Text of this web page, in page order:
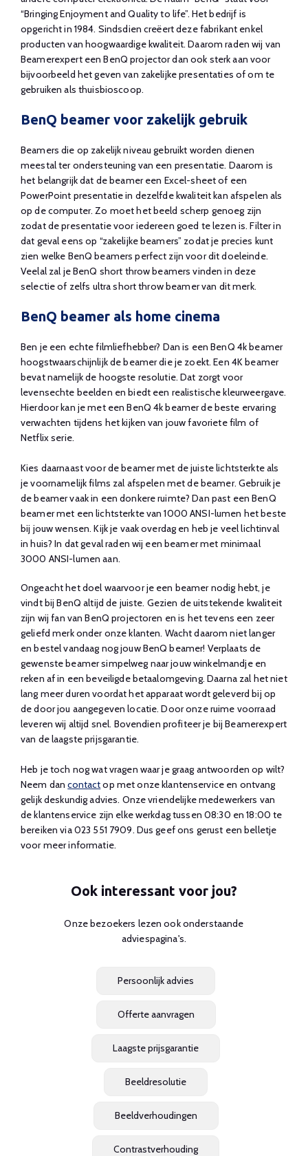
“Bringing Enjoyment and Quality to life”. Het bedrijf is
opgericht in 1984. Sindsdien creëert deze fabrikant enkel
producten van hoogwaardige kwaliteit. Daarom raden wij van
Beamerexpert een BenQ projector dan ook sterk aan voor
bijvoorbeeld het geven van zakelijke presentaties of om te
gebruiken als thuisbioscoop.
BenQ beamer voor zakelijk gebruik
Beamers die op zakelijk niveau gebruikt worden dienen
meestal ter ondersteuning van een presentatie. Daarom is
het belangrijk dat de beamer een Excel-sheet of een
PowerPoint presentatie in dezelfde kwaliteit kan afspelen als
op de computer. Zo moet het beeld scherp genoeg zijn
zodat de presentatie voor iedereen goed te lezen is. Filter in
dat geval eens op “zakelijke beamers” zodat je precies kunt
zien welke BenQ beamers perfect zijn voor dit doeleinde.
Veelal zal je BenQ short throw beamers vinden in deze
selectie of zelfs ultra short throw beamer van dit merk.
BenQ beamer als home cinema
Ben je een echte filmliefhebber? Dan is een BenQ 4k beamer
hoogstwaarschijnlijk de beamer die je zoekt. Een 4K beamer
bevat namelijk de hoogste resolutie. Dat zorgt voor
levensechte beelden en biedt een realistische kleurweergave.
Hierdoor kan je met een BenQ 4k beamer de beste ervaring
verwachten tijdens het kijken van jouw favoriete film of
Netflix serie.
Kies daarnaast voor de beamer met de juiste lichtsterkte als
je voornamelijk films zal afspelen met de beamer. Gebruik je
de beamer vaak in een donkere ruimte? Dan past een BenQ
beamer met een lichtsterkte van 1000 ANSI-lumen het beste
bij jouw wensen. Kijk je vaak overdag en heb je veel lichtinval
in huis? In dat geval raden wij een beamer met minimaal
3000 ANSI-lumen aan.
Ongeacht het doel waarvoor je een beamer nodig hebt, je
vindt bij BenQ altijd de juiste. Gezien de uitstekende kwaliteit
zijn wij fan van BenQ projectoren en is het tevens een zeer
geliefd merk onder onze klanten. Wacht daarom niet langer
en bestel vandaag nog jouw BenQ beamer! Verplaats de
gewenste beamer simpelweg naar jouw winkelmandje en
reken af in een beveiligde betaalomgeving. Daarna zal het niet
lang meer duren voordat het apparaat wordt geleverd bij op
de door jou aangegeven locatie. Door onze ruime voorraad
leveren wij altijd snel. Bovendien profiteer je bij Beamerexpert
van de laagste prijsgarantie.
Heb je toch nog wat vragen waar je graag antwoorden op wilt?
Neem dancontactop met onze klantenservice en ontvang
gelijk deskundig advies. Onze vriendelijke medewerkers van
de klantenservice zijn elke werkdag tussen 08:30 en 18:00 te
bereiken via 023 551 7909. Dus geef ons gerust een belletje
voor meer informatie.
Ook interessant voor jou?
Onze bezoekers lezen ook onderstaande
adviespagina's.
Persoonlijk advies
Offerte aanvragen
Laagste prijsgarantie
Beeldresolutie
Beeldverhoudingen
Contrastverhouding